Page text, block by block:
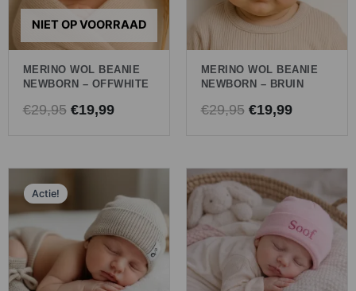
NIET OP VOORRAAD
MERINO WOL BEANIE
NEWBORN – OFFWHITE
€29,95 €19,99
MERINO WOL BEANIE
NEWBORN – BRUIN
€29,95 €19,99
Actie!
was:
€29,95.
prijs
is:
€19,99.